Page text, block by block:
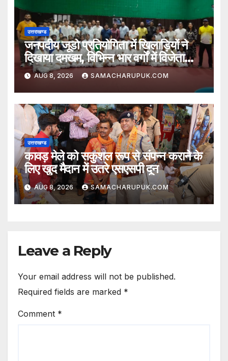
उत्तराखण्ड
जनपदीय जूडो प्रतियोगिता में खिलाड़ियों ने
दिखाया दमखम, विभिन्न भार वर्गों में विजेता
घोषित
AUG 8, 2026 SAMACHARUPUK.COM
उत्तराखण्ड
कावड़ मेले को सकुशल रूप से संपन्न कराने के
लिए खुद मैदान में उतरे एसएसपी दून
AUG 8, 2026 SAMACHARUPUK.COM
Leave a Reply
Your email address will not be published.
Required fields are marked *
Comment *